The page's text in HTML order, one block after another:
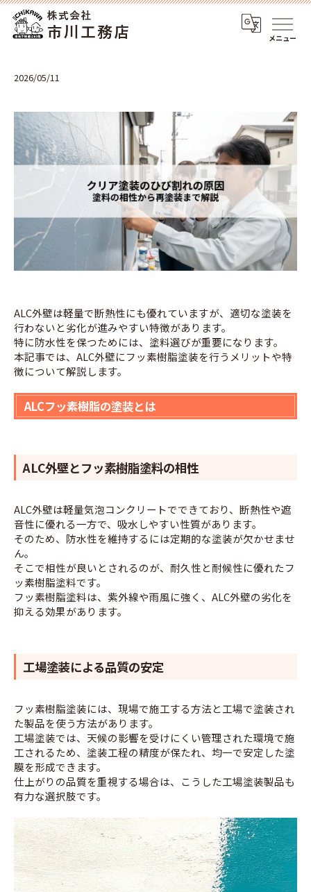
メニュー
2026/05/11
ALC外壁は軽量で断熱性にも優れていますが、適切な塗装を
行わないと劣化が進みやすい特徴があります。
特に防水性を保つためには、塗料選びが重要になります。
本記事では、ALC外壁にフッ素樹脂塗装を行うメリットや特
徴について解説します。
ALCフッ素樹脂の塗装とは
ALC外壁とフッ素樹脂塗料の相性
ALC外壁は軽量気泡コンクリートでできており、断熱性や遮
音性に優れる一方で、吸水しやすい性質があります。
そのため、防水性を維持するには定期的な塗装が欠かせませ
ん。
そこで相性が良いとされるのが、耐久性と耐候性に優れたフ
ッ素樹脂塗料です。
フッ素樹脂塗料は、紫外線や雨風に強く、ALC外壁の劣化を
抑える効果があります。
工場塗装による品質の安定
フッ素樹脂塗装には、現場で施工する方法と工場で塗装され
た製品を使う方法があります。
工場塗装では、天候の影響を受けにくい管理された環境で施
工されるため、塗装工程の精度が保たれ、均一で安定した塗
膜を形成できます。
仕上がりの品質を重視する場合は、こうした工場塗装製品も
有力な選択肢です。